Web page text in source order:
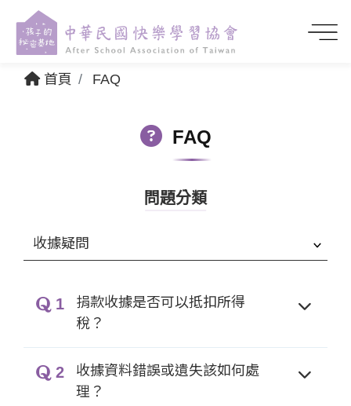
首頁 FAQ
FAQ
問題分類
1
捐款收據是否可以抵扣所得
稅？
2
收據資料錯誤或遺失該如何處
理？